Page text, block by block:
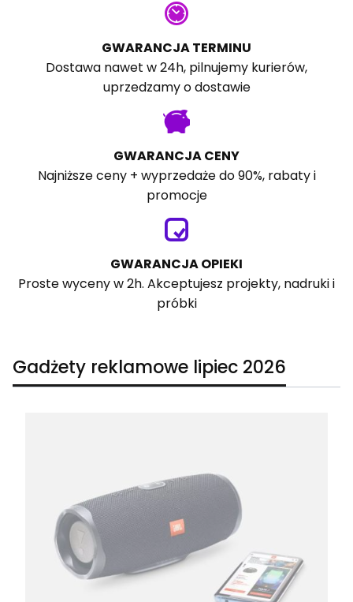
GWARANCJA TERMINU
Dostawa nawet w 24h, pilnujemy kurierów,
uprzedzamy o dostawie
GWARANCJA CENY
Najniższe ceny + wyprzedaże do 90%, rabaty i
promocje
GWARANCJA OPIEKI
Proste wyceny w 2h. Akceptujesz projekty, nadruki i
próbki
Gadżety reklamowe lipiec 2026